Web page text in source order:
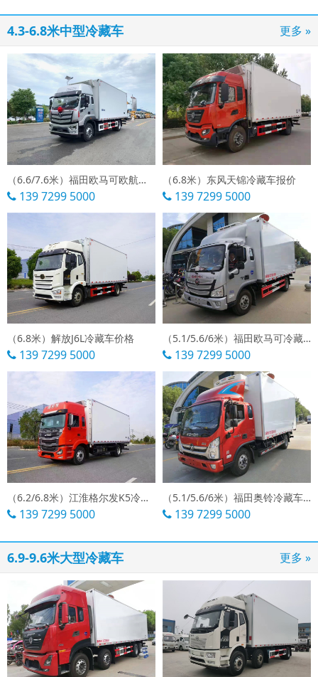
4.3-6.8米中型冷藏车 更多 »
（6.6/7.6米）福田欧马可欧航冷藏车
139 7299 5000
（6.8米）东风天锦冷藏车报价
139 7299 5000
（6.8米）解放J6L冷藏车价格
139 7299 5000
（5.1/5.6/6米）福田欧马可冷藏车直销
139 7299 5000
（6.2/6.8米）江淮格尔发K5冷藏车价格
139 7299 5000
（5.1/5.6/6米）福田奥铃冷藏车价格
139 7299 5000
6.9-9.6米大型冷藏车 更多 »